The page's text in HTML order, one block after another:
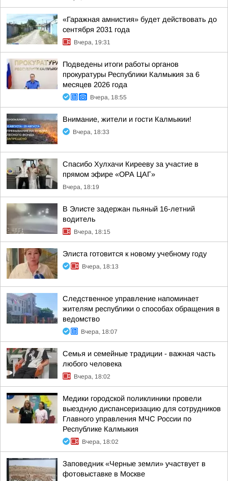
«Гаражная амнистия» будет действовать до
сентября 2031 года
Вчера, 19:31
Подведены итоги работы органов
прокуратуры Республики Калмыкия за 6
месяцев 2026 года
Вчера, 18:55
Внимание, жители и гости Калмыкии!
Вчера, 18:33
Спасибо Хулхачи Кирееву за участие в
прямом эфире «ОРА ЦАГ»
Вчера, 18:19
В Элисте задержан пьяный 16-летний
водитель
Вчера, 18:15
Элиста готовится к новому учебному году
Вчера, 18:13
Следственное управление напоминает
жителям республики о способах обращения в
ведомство
Вчера, 18:07
Семья и семейные традиции - важная часть
любого человека
Вчера, 18:02
Медики городской поликлиники провели
выездную диспансеризацию для сотрудников
Главного управления МЧС России по
Республике Калмыкия
Вчера, 18:02
Заповедник «Черные земли» участвует в
фотовыставке в Москве